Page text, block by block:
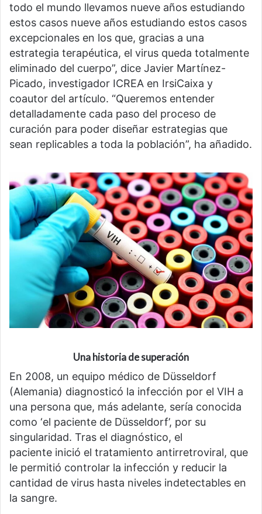
todo el mundo llevamos nueve años estudiando
estos casos nueve años estudiando estos casos
excepcionales en los que, gracias a una
estrategia terapéutica, el virus queda totalmente
eliminado del cuerpo”, dice Javier Martínez-
Picado, investigador ICREA en IrsiCaixa y
coautor del artículo. “Queremos entender
detalladamente cada paso del proceso de
curación para poder diseñar estrategias que
sean replicables a toda la población”, ha añadido.
Una historia de superación
En 2008, un equipo médico de Düsseldorf
(Alemania) diagnosticó la infección por el VIH a
una persona que, más adelante, sería conocida
como ‘el paciente de Düsseldorf’, por su
singularidad. Tras el diagnóstico, el
paciente inició el tratamiento antirretroviral, que
le permitió controlar la infección y reducir la
cantidad de virus hasta niveles indetectables en
la sangre.